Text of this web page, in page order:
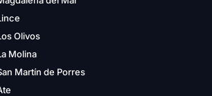
Olivos
Molina
Martín de Porres